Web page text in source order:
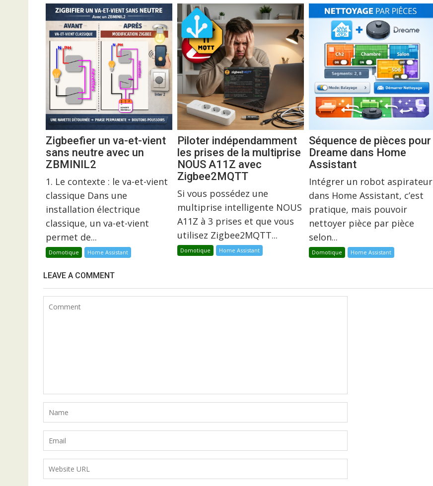
Zigbeefier un va-et-vient
sans neutre avec un
ZBMINIL2
1. Le contexte : le va-et-vient
classique Dans une
installation électrique
classique, un va-et-vient
permet de...
Domotique Home Assistant
Piloter indépendamment
les prises de la multiprise
NOUS A11Z avec
Zigbee2MQTT
Si vous possédez une
multiprise intelligente NOUS
A11Z à 3 prises et que vous
utilisez Zigbee2MQTT...
Domotique Home Assistant
Séquence de pièces pour
Dreame dans Home
Assistant
Intégrer un robot aspirateur
dans Home Assistant, c’est
pratique, mais pouvoir
nettoyer pièce par pièce
selon...
Domotique Home Assistant
LEAVE A COMMENT